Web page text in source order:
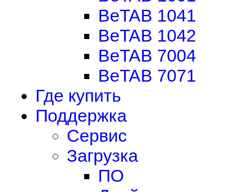
BeTAB 1041
BeTAB 1042
BeTAB 7004
BeTAB 7071
Где купить
Поддержка
Сервис
Загрузка
ПО